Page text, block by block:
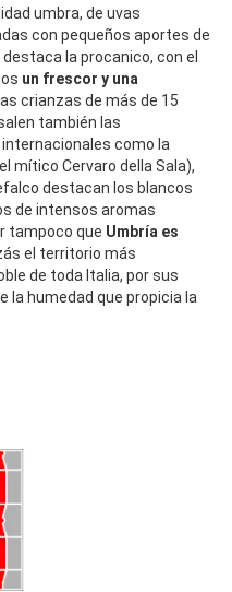
umbra, de uvas
con pequeños aportes de
la procanico, con el
un frescor y una
crianzas de más de 15
también las
como la
mítico Cervaro della Sala),
destacan los blancos
de intensos aromas
tampoco que Umbría es
el territorio más
de toda Italia, por sus
la humedad que propicia la